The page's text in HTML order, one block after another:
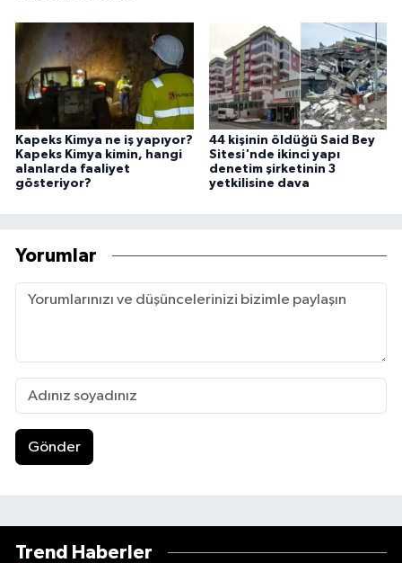
Kapeks Kimya ne iş yapıyor?
Kapeks Kimya kimin, hangi
alanlarda faaliyet
gösteriyor?
44 kişinin öldüğü Said Bey
Sitesi'nde ikinci yapı
denetim şirketinin 3
yetkilisine dava
Yorumlar
Gönder
Trend Haberler